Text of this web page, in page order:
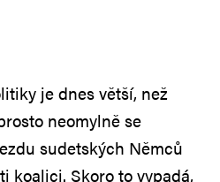
je dnes větší, než
neomylně se
sudetských Němců
koalici. Skoro to vypadá,